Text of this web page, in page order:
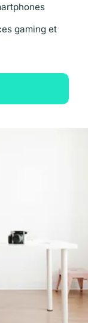
gaming et